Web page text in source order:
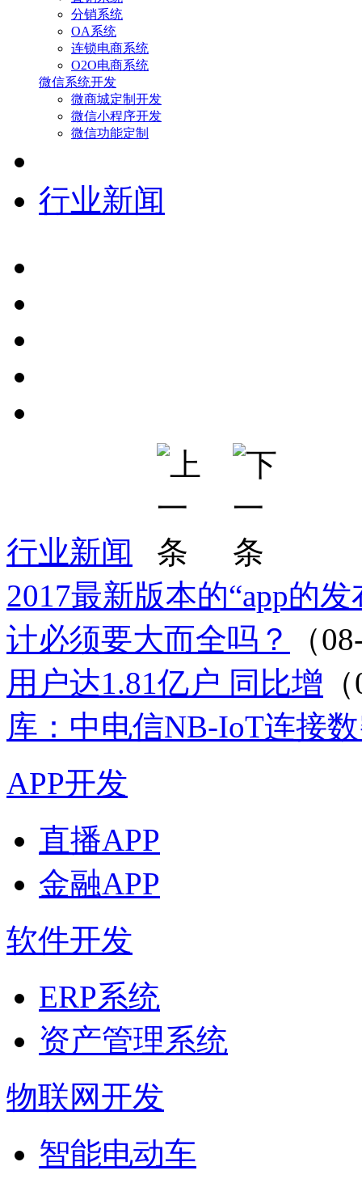
分销系统
OA系统
连锁电商系统
O2O电商系统
微信系统开发
微商城定制开发
微信小程序开发
微信功能定制
行业新闻
行业新闻
2017最新版本的“app的发
计必须要大而全吗？
（
用户达1.81亿户 同比增
库：中电信NB-IoT连接
APP开发
直播APP
金融APP
软件开发
ERP系统
资产管理系统
物联网开发
智能电动车